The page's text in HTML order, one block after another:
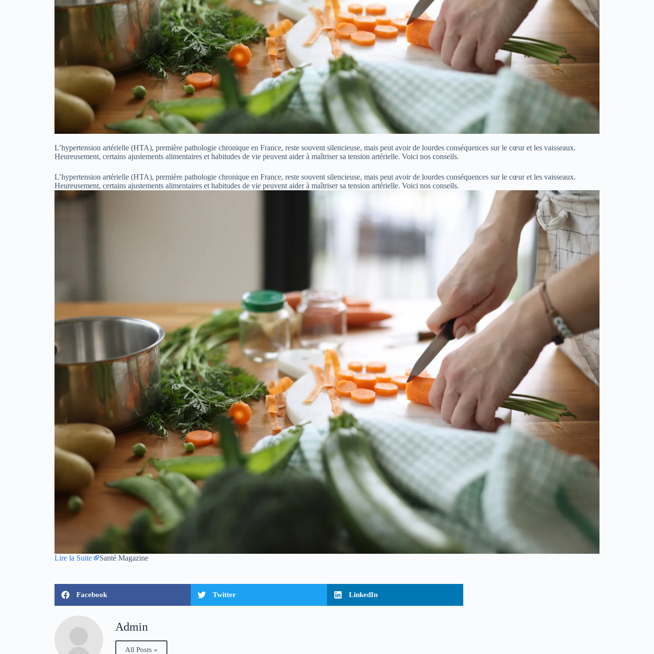
L’hypertension artérielle (HTA), première pathologie chronique en France, reste souvent silencieuse, mais peut avoir de lourdes conséquences sur le cœur et les vaisseaux.
Heureusement, certains ajustements alimentaires et habitudes de vie peuvent aider à maîtriser sa tension artérielle. Voici nos conseils.
L’hypertension artérielle (HTA), première pathologie chronique en France, reste souvent silencieuse, mais peut avoir de lourdes conséquences sur le cœur et les vaisseaux.
Heureusement, certains ajustements alimentaires et habitudes de vie peuvent aider à maîtriser sa tension artérielle. Voici nos conseils.
Lire la Suite Santé Magazine
Facebook Twitter LinkedIn
Admin
All Posts »